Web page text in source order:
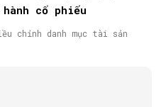
cổ phiếu
chỉnh danh mục tài sản